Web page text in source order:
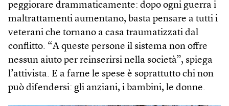
peggiorare drammaticamente: dopo ogni guerra i
maltrattamenti aumentano, basta pensare a tutti i
veterani che tornano a casa traumatizzati dal
conflitto. “A queste persone il sistema non offre
nessun aiuto per reinserirsi nella società”, spiega
l’attivista. E a farne le spese è soprattutto chi non
può difendersi: gli anziani, i bambini, le donne.